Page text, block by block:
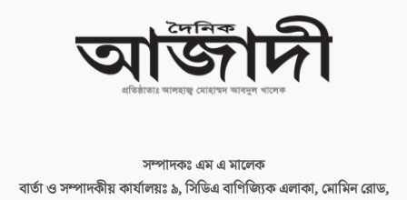
সম্পাদকঃএম এ মালেক
বার্তা ও সম্পাদকীয় কার্যালয়ঃ৯, সিডিএ বাণিজ্যিক এলাকা, মোমিন রোড,